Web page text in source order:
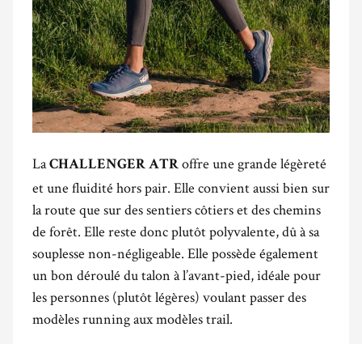
LaCHALLENGER ATR offre une grande légèreté
et une fluidité hors pair. Elle convient aussi bien sur
la route que sur des sentiers côtiers et des chemins
de forêt. Elle reste donc plutôt polyvalente, dû à sa
souplesse non-négligeable. Elle possède également
un bon déroulé du talon à l’avant-pied, idéale pour
les personnes (plutôt légères) voulant passer des
modèles running aux modèles trail.